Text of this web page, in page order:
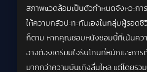
สภาพแวดล้อมเป็นตัวกำหนดจังหวะการ
ให้ความกลัวปะทะกันเองในกลุ่มผู้รอดชี
ก็ตาม หากคุณชอบหนังซอมบี้ที่เน้นคว
อาจต้องเตรียมใจรับโทนที่หนักและกา
มากกว่าความบันเทิงลื่นไหล แต่โดยรว